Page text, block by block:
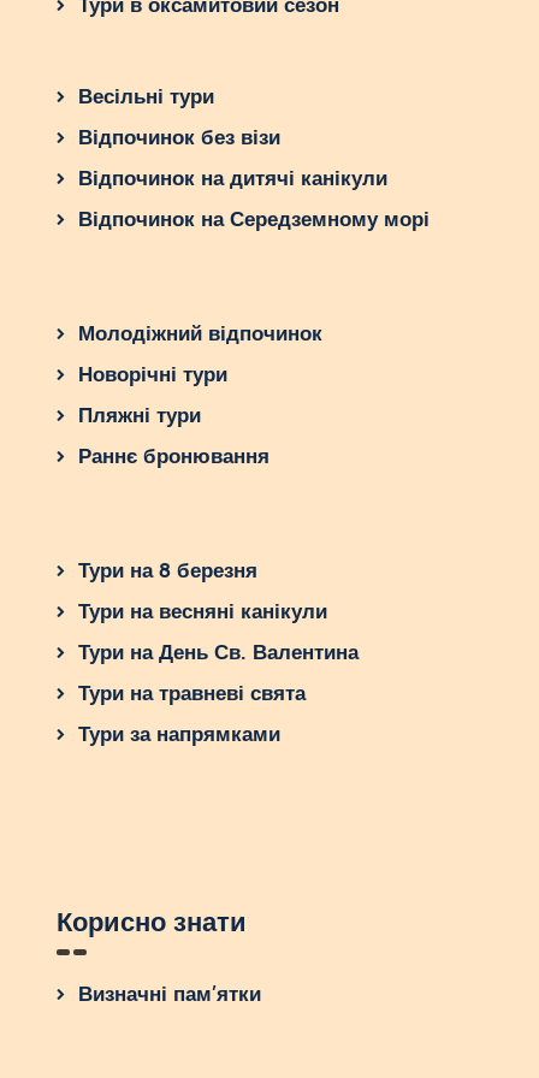
чекає незабутній відпочинок. Насолоджуйтесь
теплим сонцем, елітними готелями та
цієї осені!
Тури в оксамитовий сезон
Весільні тури
Відпочинок без візи
Відпочинок на дитячі канікули
Відпочинок на Середземному морі
Молодіжний відпочинок
Новорічні тури
Пляжні тури
Раннє бронювання
Тури на 8 березня
Тури на весняні канікули
Тури на День Св. Валентина
Тури на травневі свята
Тури за напрямками
Корисно знати
Визначні пам’ятки